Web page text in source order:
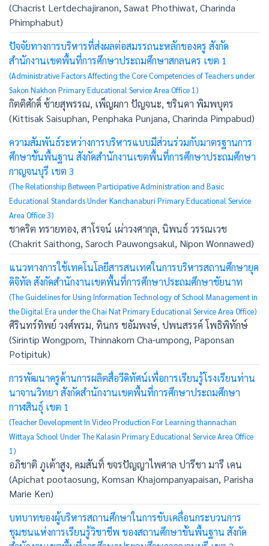
(Chacrist Lertdechajiranon, Sawat Phothiwat, Charinda
Phimphabut)
ปัจจัยทางการบริหารที่ส่งผลต่อสมรรถนะหลักของครู สังกัด
สำนักงานเขตพื้นที่การศึกษาประถมศึกษาสกลนคร เขต 1
(Administrative Factors Affecting the Core Competencies of Teachers under
Sakon Nakhon Primary Educational Service Area Office 1)
กิตติศักดิ์ ซ้ายสุพรรณ, เพ็ญผกา ปัญจนะ, ชรินดา พิมพบุตร
(Kittisak Saisuphan, Penphaka Punjana, Charinda Pimpabud)
ความสัมพันธ์ระหว่างการบริหารแบบมีส่วนร่วมกับมาตรฐานการ
ศึกษาขั้นพื้นฐาน สังกัดสำนักงานเขตพื้นที่การศึกษาประถมศึกษา
กาญจนบุรี เขต 3
(The Relationship Between Participative Administration and Basic
Educational Standards Under Kanchanaburi Primary Educational Service
Area Office 3)
ชาคริต ทรายทอง, สาโรจน์ เผ่าวงศากุล, นิพนธ์ วรรณเวช
(Chakrit Saithong, Saroch Pauwongsakul, Nipon Wonnawed)
แนวทางการใช้เทคโนโลยีสารสนเทศในการบริหารสถานศึกษายุค
ดิจิทัล สังกัดสำนักงานเขตพื้นที่การศึกษาประถมศึกษาชัยนาท
(The Guidelines for Using Information Technology of School Management in
the Digital Era under the Chai Nat Primary Educational Service Area Office)
ศิรินทร์ทิพย์ วงศ์พรม, ทินกร ชอัมพงษ์, ปพนสรรค์ โพธิพิทักษ์
(Sirintip Wongpom, Thinnakorn Cha-umpong, Paponsan
Potipituk)
การพัฒนาครูด้านการผลิตสื่อวีดิทัศน์เพื่อการเรียนรู้โรงเรียนท่าน
นาจานวิทยา สังกัดสำนักงานเขตพื้นที่การศึกษาประถมศึกษา
กาฬสินธุ์ เขต 1
(Teacher Development In Video Production For Learning thannachan
Wittaya School Under The Kalasin Primary Educational Service Area Office
1)
อภิชาติ ภูเต้าสูง, คมสันทิ์ ขจรปัญญาไพศาล ปารีชา มารี เคน
(Apichat pootaosung, Komsan Khajornpanyapaisan, Parisha
Marie Ken)
บทบาทของผู้บริหารสถานศึกษาในการขับเคลื่อนกระบวนการ
ชุมชนแห่งการเรียนรู้วิชาชีพ ของสถานศึกษาขั้นพื้นฐาน สังกัด